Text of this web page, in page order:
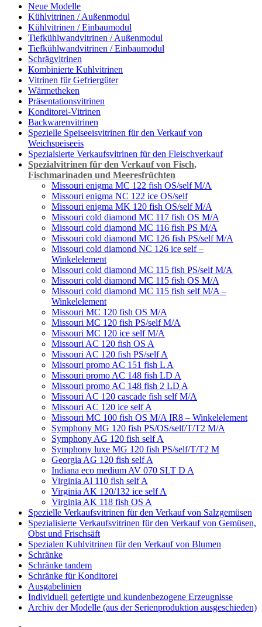
Neue Modelle
Kühlvitrinen / Außenmodul
Kühlvitrinen / Einbaumodul
Tiefkühlwandvitrinen / Außenmodul
Tiefkühlwandvitrinen / Einbaumodul
Schrägvitrinen
Кombinierte Kuhlvitrinen
Vitrinen für Gefriergüter
Wärmetheken
Präsentationsvitrinen
Konditorei-Vitrinen
Backwarenvitrinen
Spezielle Speiseeisvitrinen für den Verkauf von
Weichspeiseeis
Spezialsierte Verkaufsvitrinen für den Fleischverkauf
Spezialvitrinen für den Verkauf von Fisch,
Fischmarinaden und Meeresfrüchten
Missouri enigma MC 122 fish OS/self M/A
Missouri enigma NC 122 ice OS/self
Missouri enigma MK 120 fish OS/self M/A
Missouri cold diamond MC 117 fish OS M/A
Missouri cold diamond MC 116 fish PS M/A
Missouri cold diamond MC 126 fish PS/self M/A
Missouri cold diamond NC 126 ice self –
Winkelelement
Missouri cold diamond MC 115 fish PS/self M/A
Missouri cold diamond MC 115 fish OS M/A
Missouri cold diamond MC 115 fish self M/A –
Winkelelement
Missouri MC 120 fish OS M/A
Missouri MC 120 fish PS/self M/A
Missouri MC 120 ice self M/A
Missouri AC 120 fish OS A
Missouri AC 120 fish PS/self A
Missouri promo AC 151 fish L A
Missouri promo AC 148 fish LD A
Missouri promo AC 148 fish 2 LD A
Missouri AC 120 cascade fish self M/A
Missouri AC 120 ice self A
Missouri MC 100 fish OS M/A IR8 – Winkelelement
Symphony MG 120 fish PS/OS/self/T/T2 M/A
Symphony AG 120 fish self A
Symphony luxe MG 120 fish PS/self/T/T2 M
Georgia AG 120 fish self A
Indiana eco medium AV 070 SLT D A
Virginia Al 110 fish self A
Virginia AK 120/132 ice self A
Virginia AK 118 fish OS A
Spezielle Verkaufsvitrinen für den Verkauf von Salzgemüsen
Spezialisierte Verkaufsvitrinen für den Verkauf von Gemüsen,
Obst und Frischsäft
Spezialen Kuhlvitrinen für den Verkauf von Blumen
Schränke
Schränke tandem
Schränke für Konditorei
Ausgabelinien
Individuell gefertigte und kundenbezogene Erzeugnisse
Archiv der Modelle (aus der Serienproduktion ausgeschieden)